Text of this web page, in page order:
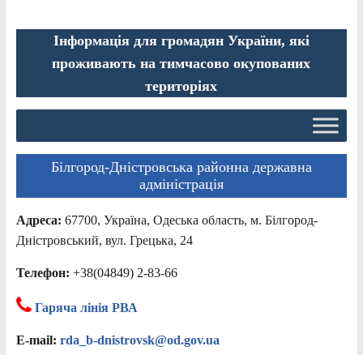
Інформація для громадян України, які
проживають на тимчасово окупованих
територіях
Білгород-Дністровська районна державна
адміністрація
Адреса: 67700, Україна, Одеська область, м. Білгород-
Дністровський, вул. Грецька, 24
Телефон: +38(04849) 2-83-66
Гаряча лінія РВА
E-mail: rda_b-dnistrovsk@od.gov.ua